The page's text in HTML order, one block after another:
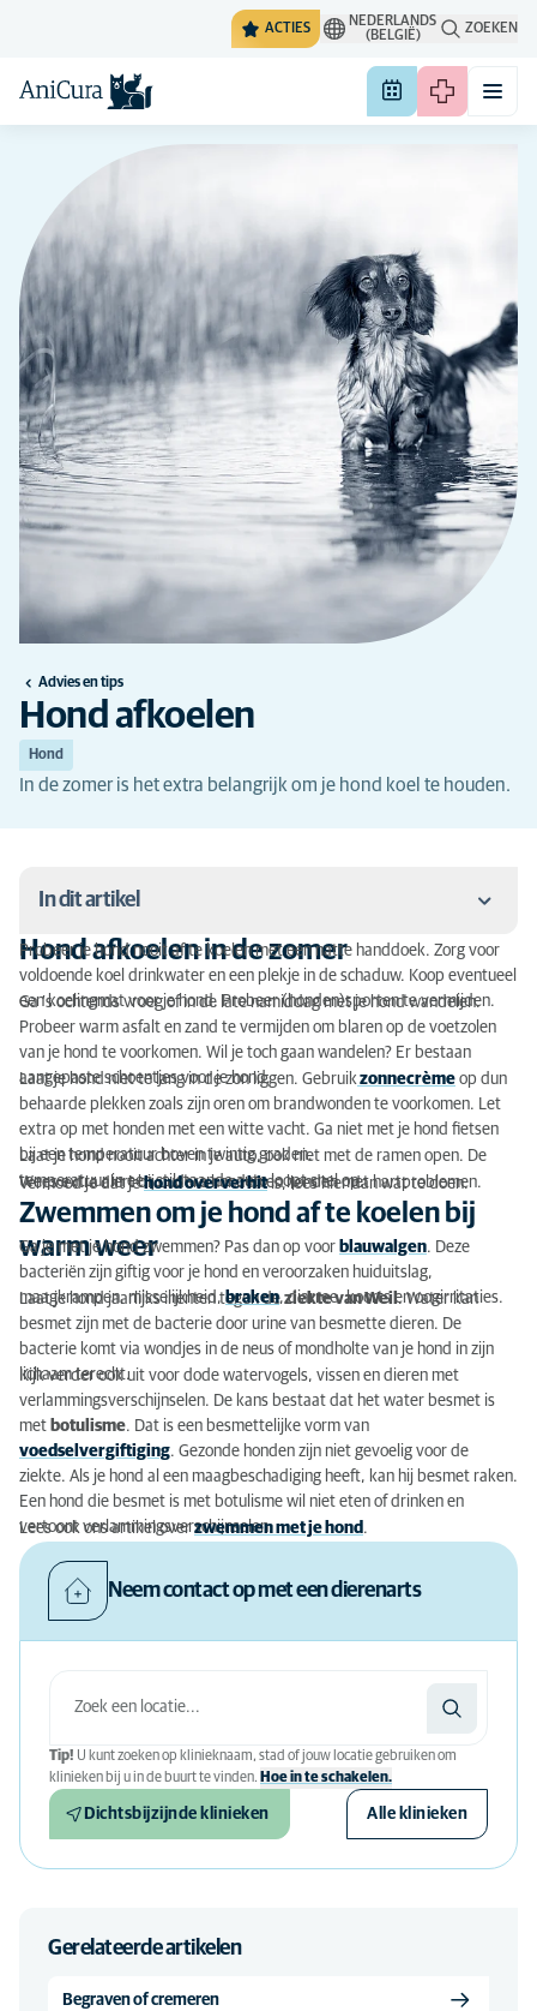
ACTIES
NEDERLANDS
(BELGIË)
ZOEKEN
Advies en tips
Hond afkoelen
Hond
In de zomer is het extra belangrijk om je hond koel te houden.
In dit artikel
Hond afkoelen in de zomer
Zwemmen om je hond af te koelen bij warm weer
Hond afkoelen in de zomer
Probeer je hond nooit af te koelen met een natte handdoek. Zorg voor
voldoende koel drinkwater en een plekje in de schaduw. Koop eventueel
een koelingmat voor je hond. Probeer (honden)sporten te vermijden.
Ga ’s ochtends vroeg of in de late namiddag met je hond wandelen.
Probeer warm asfalt en zand te vermijden om blaren op de voetzolen
van je hond te voorkomen. Wil je toch gaan wandelen? Er bestaan
aangepaste schoentjes voor je hond.
Laat je hond niet te lang in de zon liggen. Gebruikzonnecrème op dun
behaarde plekken zoals zijn oren om brandwonden te voorkomen. Let
extra op met honden met een witte vacht. Ga niet met je hond fietsen
bij een temperatuur boven twintig graden.
Laat je hond nooit achter in je auto, ook niet met de ramen open. De
temperatuur in een stilstaande auto loopt snel op.
Wees extra alert bij oudere honden en honden met hartproblemen.
Vermoed je dat jehond oververhitis, lees hier dan wat te doen.
Zwemmen om je hond af te koelen bij
warm weer
Ga je met je hond zwemmen? Pas dan op voor blauwalgen. Deze
bacteriën zijn giftig voor je hond en veroorzaken huiduitslag,
maagkrampen, misselijkheid,braken, diarree, koorts en oogirritaties.
Laat je hond jaarlijks inenten tegen deziekte van Weil. Water kan
besmet zijn met de bacterie door urine van besmette dieren. De
bacterie komt via wondjes in de neus of mondholte van je hond in zijn
lichaam terecht.
Kijk verder ook uit voor dode watervogels, vissen en dieren met
verlammingsverschijnselen. De kans bestaat dat het water besmet is
met botulisme. Dat is een besmettelijke vorm van
voedselvergiftiging. Gezonde honden zijn niet gevoelig voor de
ziekte. Als je hond al een maagbeschadiging heeft, kan hij besmet raken.
Een hond die besmet is met botulisme wil niet eten of drinken en
vertoont verlammingsverschijnselen.
Lees ook ons artikel overzwemmen met je hond .
Neem contact op met een dierenarts
Tip! U kunt zoeken op klinieknaam, stad of jouw locatie gebruiken om
klinieken bij u in de buurt te vinden. Hoe in te schakelen.
Dichtsbijzijnde klinieken Alle klinieken
Gerelateerde artikelen
Begraven of cremeren